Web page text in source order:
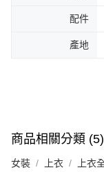
配件
產地
商品相關分類 (5)
女裝 上衣 上衣